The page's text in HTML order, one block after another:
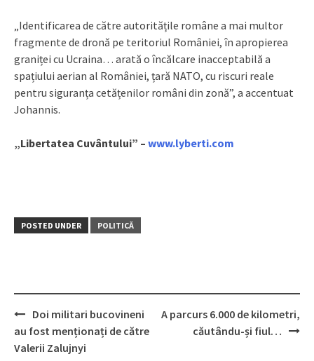
„Identificarea de către autoritățile române a mai multor
fragmente de dronă pe teritoriul României, în apropierea
graniței cu Ucraina… arată o încălcare inacceptabilă a
spațiului aerian al României, țară NATO, cu riscuri reale
pentru siguranța cetățenilor români din zonă”, a accentuat
Johannis.
„Libertatea Cuvântului” – www.lyberti.com
POSTED UNDER POLITICĂ
Post
navigation
Doi militari bucovineni
au fost menționați de către
Valerii Zalujnyi
A parcurs 6.000 de kilometri,
căutându-și fiul…